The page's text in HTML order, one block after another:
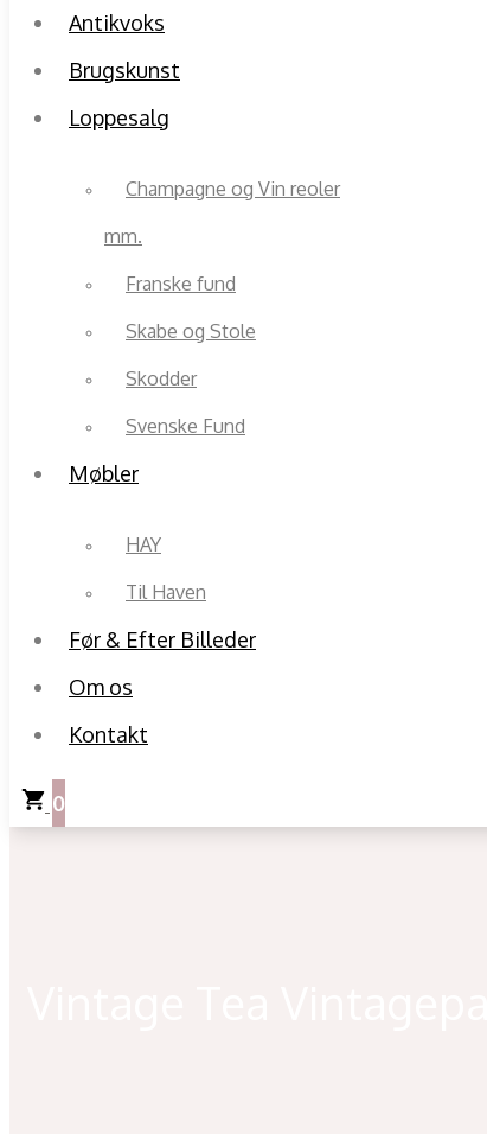
Antikvoks
Brugskunst
Loppesalg
Champagne og Vin reoler
mm.
Franske fund
Skabe og Stole
Skodder
Svenske Fund
Møbler
HAY
Til Haven
Før & Efter Billeder
Om os
Kontakt
0